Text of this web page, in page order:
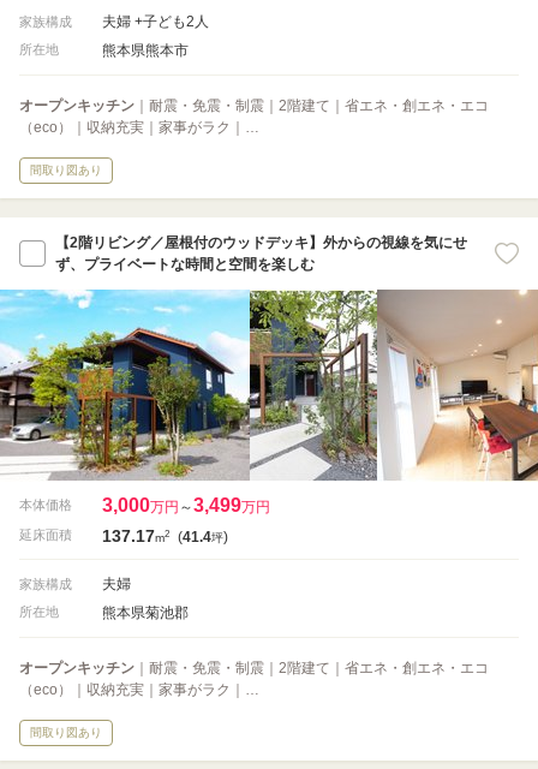
家族構成 夫婦 +子ども2人
所在地 熊本県熊本市
オープンキッチン ｜耐震・免震・制震｜2階建て｜省エネ・創エネ・エコ
（eco）｜収納充実｜家事がラク｜…
間取り図あり
【2階リビング／屋根付のウッドデッキ】外からの視線を気にせ
ず、プライベートな時間と空間を楽しむ
本体価格 3,000万円 ～3,499万円
延床面積 137.17m2 (41.4坪)
家族構成 夫婦
所在地 熊本県菊池郡
オープンキッチン ｜耐震・免震・制震｜2階建て｜省エネ・創エネ・エコ
（eco）｜収納充実｜家事がラク｜…
間取り図あり